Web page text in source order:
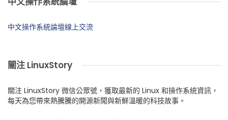
中文操作系統論壇線上交流
關注 LinuxStory
關注 LinuxStory 微信公眾號，獲取最新的 Linux 和操作系統資訊，
每天為您帶來熱騰騰的開源新聞與新鮮溫暖的科技故事。